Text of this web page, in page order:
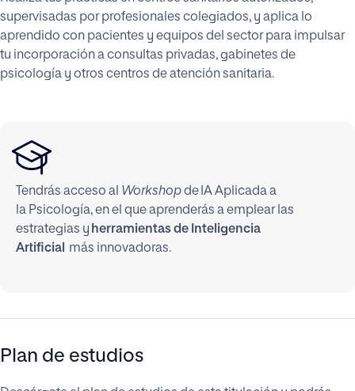
supervisadas por profesionales colegiados, y aplica lo
aprendido con pacientes y equipos del sector para impulsar
tu incorporación a consultas privadas, gabinetes de
psicología y otros centros de atención sanitaria.
Tendrás acceso al Workshopde IA Aplicada a
la Psicología, en el que aprenderás a emplear las
estrategias y herramientas de Inteligencia
Artificial más innovadoras.
Plan de estudios